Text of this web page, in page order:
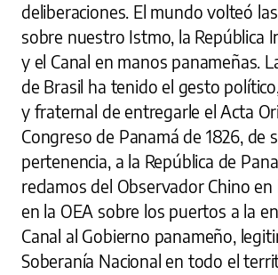
deliberaciones. El mundo volteó
sobre nuestro Istmo, la República
y el Canal en manos panameñas.
de Brasil ha tenido el gesto
y fraternal de entregarle el Acta
Congreso de Panamá de 1826, de
pertenencia, a la República de
reclamos del Observador Chino en
en la OEA sobre los puertos a la
Canal al Gobierno panameño,
Soberanía Nacional en todo el